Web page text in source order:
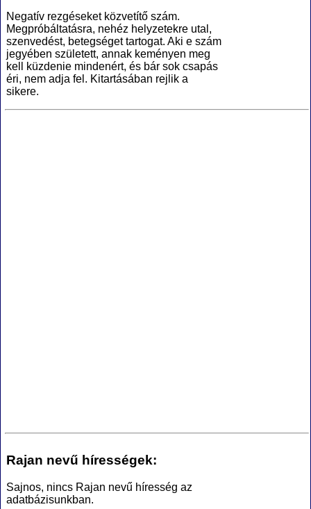
Negatív rezgéseket közvetítő szám.
Megpróbáltatásra, nehéz helyzetekre utal,
szenvedést, betegséget tartogat. Aki e szám
jegyében született, annak keményen meg
kell küzdenie mindenért, és bár sok csapás
éri, nem adja fel. Kitartásában rejlik a
sikere.
Rajan nevű hírességek:
Sajnos, nincs Rajan nevű híresség az
adatbázisunkban.